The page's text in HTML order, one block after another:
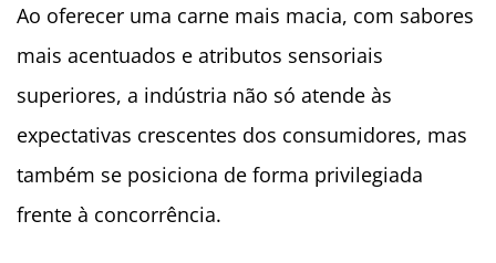
Ao oferecer uma carne mais macia, com sabores
mais acentuados e atributos sensoriais
superiores, a indústria não só atende às
expectativas crescentes dos consumidores, mas
também se posiciona de forma privilegiada
frente à concorrência.